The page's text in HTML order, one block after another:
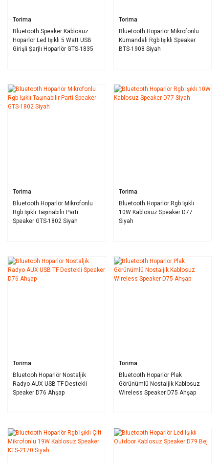
Torima
Bluetooth Speaker Kablosuz
Hoparlör Led Işıklı 5 Watt USB
Girişli Şarjlı Hoparlör GTS-1835
Torima
Bluetooth Hoparlör Mikrofonlu
Kumandalı Rgb Işıklı Speaker
BTS-1908 Siyah
Torima
Bluetooth Hoparlör Mikrofonlu
Rgb Işıklı Taşınabilir Parti
Speaker GTS-1802 Siyah
Torima
Bluetooth Hoparlör Rgb Işıklı
10W Kablosuz Speaker D77
Siyah
Torima
Bluetooh Hoparlör Nostaljik
Radyo AUX USB TF Destekli
Speaker D76 Ahşap
Torima
Bluetooth Hoparlör Plak
Görünümlü Nostaljik Kablosuz
Wireless Speaker D75 Ahşap